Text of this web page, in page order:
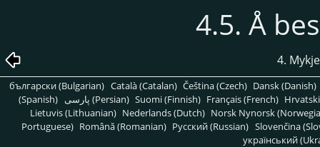
4.5. Å
4.
български (Bulgarian) Català (Catalan) Čeština (Czech) Dansk (Danish)
(Spanish)
پارسی (Persian) Suomi (Finnish) Français (French)
Lietuvis (Lithuanian) Nederlands (Dutch) Norsk Nynorsk
Portuguese) Română (Romanian) Pусский (Russian) Slovenčina
український